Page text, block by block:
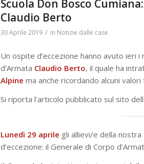
Scuola Don Bosco
Claudio Berto
30 Aprile 2019 / in Notizie dalle case
Un ospite d’eccezione hanno avuto ieri i
d’Armata Claudio Berto, il quale ha
Alpine ma anche ricordando alcuni
Si riporta l’articolo pubblicato sul sito
Lunedì 29 aprile gli allievi/e della
d’eccezione: il Generale di Corpo